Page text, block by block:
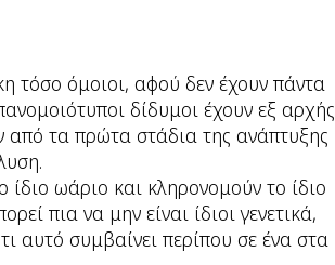
τόσο όμοιοι, αφού δεν έχουν πάντα
δίδυμοι έχουν εξ αρχής
από τα πρώτα στάδια της ανάπτυξης
ωάριο και κληρονομούν το ίδιο
πια να μην είναι ίδιοι γενετικά,
αυτό συμβαίνει περίπου σε ένα στα